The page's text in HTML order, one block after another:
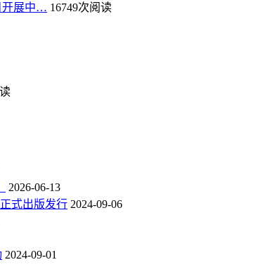
开展中… 16749次阅读
2026-06-13
式出版发行 2024-09-06
2024-09-01